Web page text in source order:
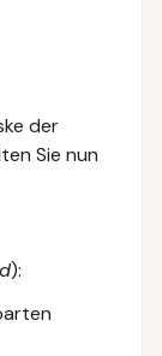
der
Sie nun
):